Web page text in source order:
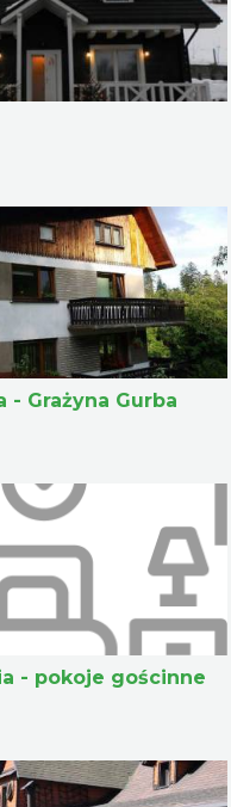
Grażyna Gurba
- pokoje gościnne